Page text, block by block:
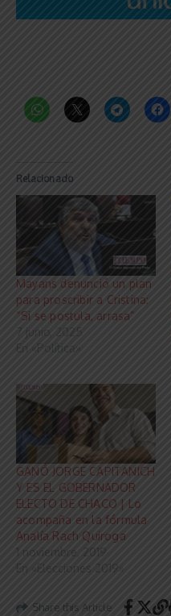
Relacionado
Mayans denunció un plan
para proscribir a Cristina:
“Si se postula, arrasa”
7 junio, 2025
En «Política»
GANÓ JORGE CAPITANICH
Y ES EL GOBERNADOR
ELECTO DE CHACO | Lo
acompaña en la fórmula
Analía Rach Quiroga
1 noviembre, 2019
En «Elecciones 2019»
Share this Article